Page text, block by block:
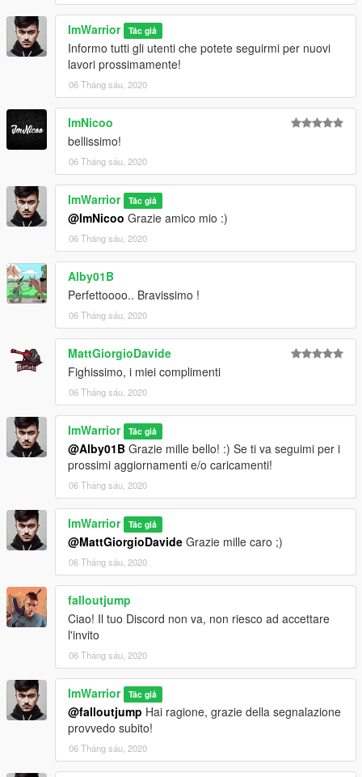
ImWarrior Tác giả
Informo tutti gli utenti che potete seguirmi per nuovi
lavori prossimamente!
06 Tháng sáu, 2020
ImNicoo
bellissimo!
06 Tháng sáu, 2020
ImWarrior Tác giả
@ImNicoo Grazie amico mio :)
06 Tháng sáu, 2020
Alby01B
Perfettoooo.. Bravissimo !
06 Tháng sáu, 2020
MattGiorgioDavide
Fighissimo, i miei complimenti
06 Tháng sáu, 2020
ImWarrior Tác giả
@Alby01B Grazie mille bello! :) Se ti va seguimi per i
prossimi aggiornamenti e/o caricamenti!
06 Tháng sáu, 2020
ImWarrior Tác giả
@MattGiorgioDavide Grazie mille caro ;)
06 Tháng sáu, 2020
falloutjump
Ciao! Il tuo Discord non va, non riesco ad accettare
l'invito
06 Tháng sáu, 2020
ImWarrior Tác giả
@falloutjump Hai ragione, grazie della segnalazione
provvedo subito!
06 Tháng sáu, 2020